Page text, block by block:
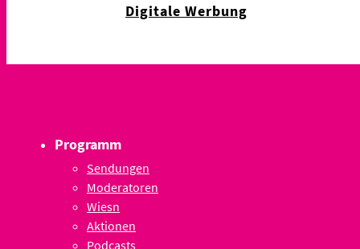
Digitale Werbung
Programm
Sendungen
Moderatoren
Wiesn
Aktionen
Podcasts